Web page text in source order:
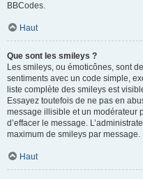
BBCodes.
Haut
Que sont les smileys ?
Les smileys, ou émoticônes, sont
sentiments avec un code simple,
liste complète des smileys est
Essayez toutefois de ne pas en
message illisible et un modérateur
d’effacer le message.
maximum de smileys par message.
Haut